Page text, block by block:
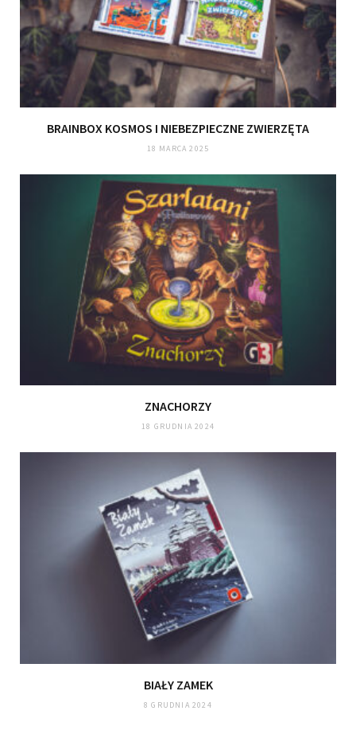
BRAINBOX KOSMOS I NIEBEZPIECZNE ZWIERZĘTA
18 MARCA 2025
ZNACHORZY
18 GRUDNIA 2024
BIAŁY ZAMEK
8 GRUDNIA 2024